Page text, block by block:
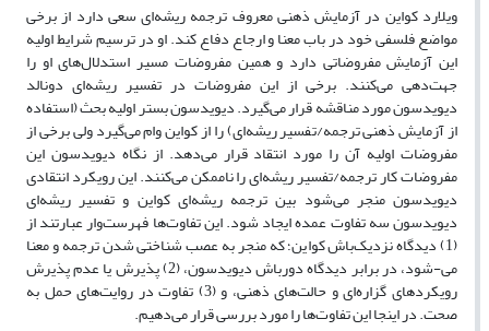
ویلارد کواین در آزمایش ذهنی معروف ترجمه ریشه‌ای سعی دارد از برخی
مواضع فلسفی خود در باب معنا و ارجاع دفاع کند. او در ترسیم شرایط اولیه
این آزمایش مفروضاتی دارد و همین مفروضات مسیر استدلال‌های او را
جهت‌دهی می‌کنند. برخی از این مفروضات در تفسیر ریشه‌ای دونالد
دیویدسون مورد مناقشه قرار می‌گیرد. دیویدسون بستر اولیه بحث (استفاده
از آزمایش ذهنی ترجمه/تفسیر ریشه‌ای) را از کواین وام می‌گیرد ولی برخی از
مفروضات اولیه آن را مورد انتقاد قرار می‌دهد. از نگاه دیویدسون این
مفروضات کار ترجمه/تفسیر ریشه‌ای را ناممکن می‌کنند. این رویکرد انتقادی
دیویدسون منجر می‌شود بین ترجمه ریشه‌ای کواین و تفسیر ریشه‌ای
دیویدسون سه تفاوت عمده ایجاد شود. این تفاوت‌ها فهرست‌وار عبارتند از
(1) دیدگاه نزدیک‌باش کواین؛ که منجر به عصب شناختی شدن ترجمه و معنا
می-شود، در برابر دیدگاه دورباش دیویدسون، (2) پذیرش یا عدم پذیرش
رویکردهای گزاره‌ای و حالت‌های ذهنی، و (3) تفاوت در روایت‌های حمل به
صحت. در اینجا این تفاوت‌ها را مورد بررسی قرار می‌دهیم.